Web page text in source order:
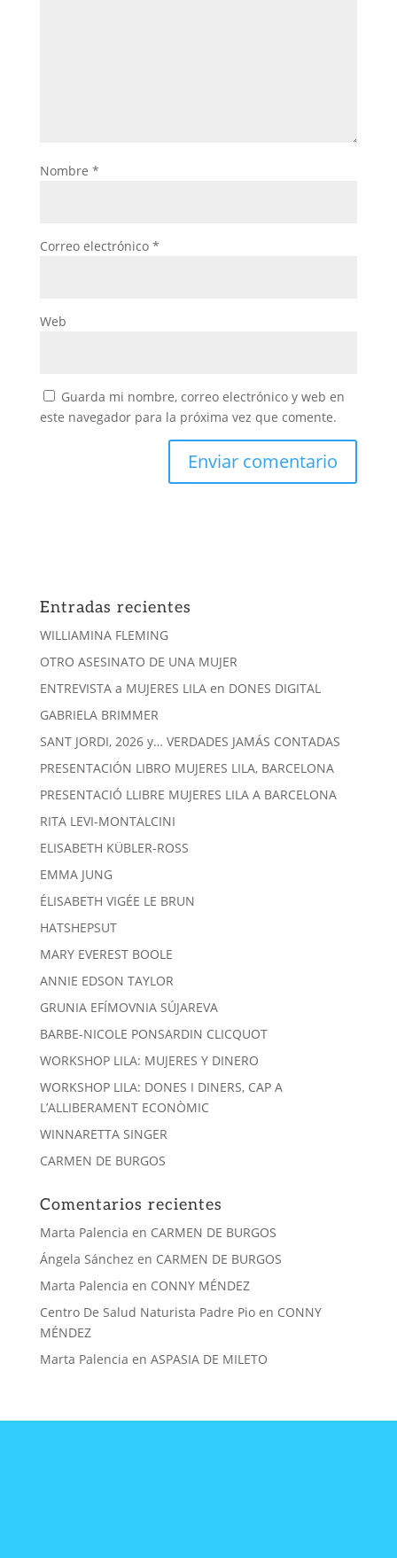
Nombre *
Correo electrónico *
Web
Guarda mi nombre, correo electrónico y web en
este navegador para la próxima vez que comente.
Entradas recientes
WILLIAMINA FLEMING
OTRO ASESINATO DE UNA MUJER
ENTREVISTA a MUJERES LILA en DONES DIGITAL
GABRIELA BRIMMER
SANT JORDI, 2026 y… VERDADES JAMÁS CONTADAS
PRESENTACIÓN LIBRO MUJERES LILA, BARCELONA
PRESENTACIÓ LLIBRE MUJERES LILA A BARCELONA
RITA LEVI-MONTALCINI
ELISABETH KÜBLER-ROSS
EMMA JUNG
ÉLISABETH VIGÉE LE BRUN
HATSHEPSUT
MARY EVEREST BOOLE
ANNIE EDSON TAYLOR
GRUNIA EFÍMOVNIA SÚJAREVA
BARBE-NICOLE PONSARDIN CLICQUOT
WORKSHOP LILA: MUJERES Y DINERO
WORKSHOP LILA: DONES I DINERS, CAP A
L’ALLIBERAMENT ECONÒMIC
WINNARETTA SINGER
CARMEN DE BURGOS
Comentarios recientes
Marta Palencia en CARMEN DE BURGOS
Ángela Sánchez en CARMEN DE BURGOS
Marta Palencia en CONNY MÉNDEZ
Centro De Salud Naturista Padre Pioen CONNY
MÉNDEZ
Marta Palencia en ASPASIA DE MILETO